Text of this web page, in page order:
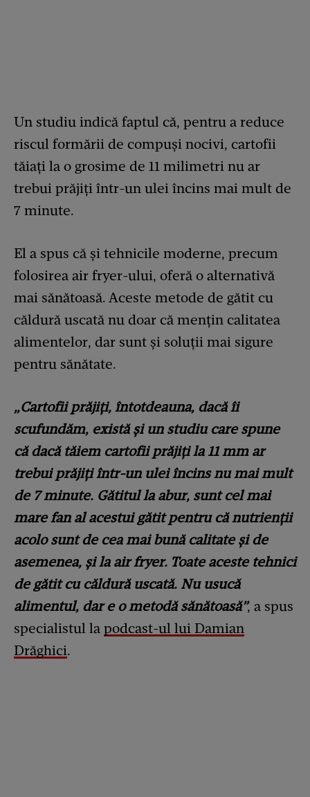
Un studiu indică faptul că, pentru a reduce
riscul formării de compuși nocivi, cartofii
tăiați la o grosime de 11 milimetri nu ar
trebui prăjiți într-un ulei încins mai mult de
7 minute.
El a spus că și tehnicile moderne, precum
folosirea air fryer-ului, oferă o alternativă
mai sănătoasă. Aceste metode de gătit cu
căldură uscată nu doar că mențin calitatea
alimentelor, dar sunt și soluții mai sigure
pentru sănătate.
„Cartofii prăjiți, întotdeauna, dacă îi
scufundăm, există și un studiu care spune
că dacă tăiem cartofii prăjiți la 11 mm ar
trebui prăjiți într-un ulei încins nu mai mult
de 7 minute. Gătitul la abur, sunt cel mai
mare fan al acestui gătit pentru că nutrienții
acolo sunt de cea mai bună calitate și de
asemenea, și la air fryer. Toate aceste tehnici
de gătit cu căldură uscată. Nu usucă
alimentul, dar e o metodă sănătoasă”, a spus
specialistul la podcast-ul lui Damian
Drăghici.